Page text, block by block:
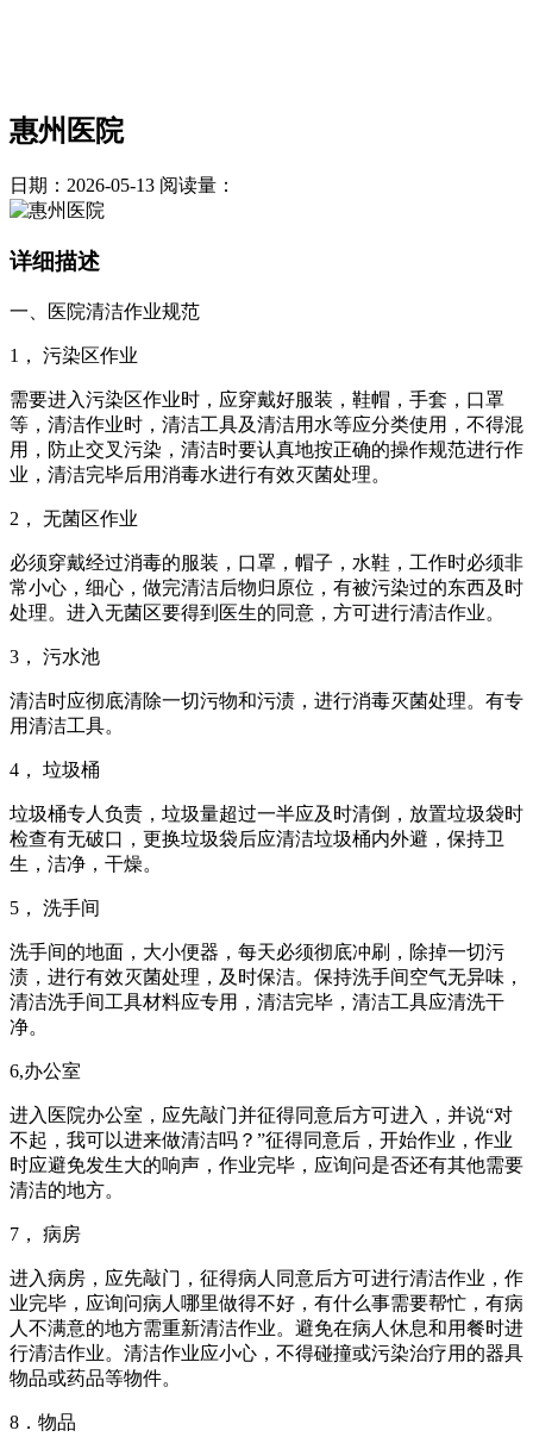
惠州医院
日期：2026-05-13 阅读量：
详细描述
一、医院清洁作业规范
1， 污染区作业
需要进入污染区作业时，应穿戴好服装，鞋帽，手套，口罩
等，清洁作业时，清洁工具及清洁用水等应分类使用，不得混
用，防止交叉污染，清洁时要认真地按正确的操作规范进行作
业，清洁完毕后用消毒水进行有效灭菌处理。
2， 无菌区作业
必须穿戴经过消毒的服装，口罩，帽子，水鞋，工作时必须非
常小心，细心，做完清洁后物归原位，有被污染过的东西及时
处理。进入无菌区要得到医生的同意，方可进行清洁作业。
3， 污水池
清洁时应彻底清除一切污物和污渍，进行消毒灭菌处理。有专
用清洁工具。
4， 垃圾桶
垃圾桶专人负责，垃圾量超过一半应及时清倒，放置垃圾袋时
检查有无破口，更换垃圾袋后应清洁垃圾桶内外避，保持卫
生，洁净，干燥。
5， 洗手间
洗手间的地面，大小便器，每天必须彻底冲刷，除掉一切污
渍，进行有效灭菌处理，及时保洁。保持洗手间空气无异味，
清洁洗手间工具材料应专用，清洁完毕，清洁工具应清洗干
净。
6,办公室
进入医院办公室，应先敲门并征得同意后方可进入，并说“对
不起，我可以进来做清洁吗？”征得同意后，开始作业，作业
时应避免发生大的响声，作业完毕，应询问是否还有其他需要
清洁的地方。
7， 病房
进入病房，应先敲门，征得病人同意后方可进行清洁作业，作
业完毕，应询问病人哪里做得不好，有什么事需要帮忙，有病
人不满意的地方需重新清洁作业。避免在病人休息和用餐时进
行清洁作业。清洁作业应小心，不得碰撞或污染治疗用的器具
物品或药品等物件。
8．物品